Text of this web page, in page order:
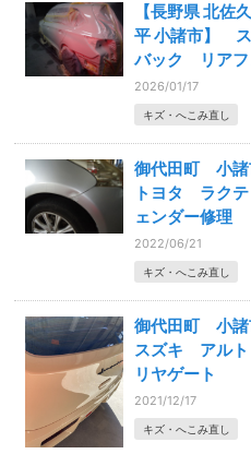
【長野県 北佐
平 小諸市】
バック リアフ
2026/01/17
キズ・へこみ直し
御代田町 小
トヨタ ラク
ェンダー修理
2022/06/21
キズ・へこみ直し
御代田町 小
スズキ アル
リヤゲート
2021/12/17
キズ・へこみ直し